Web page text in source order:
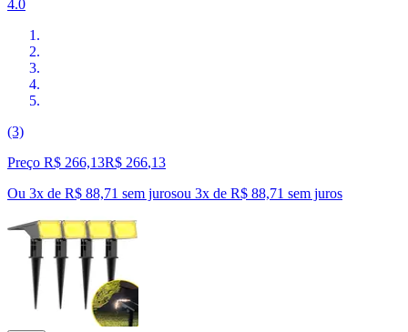
4.0
(3)
Preço R$ 266,13R$ 266,13
Ou 3x de R$ 88,71 sem jurosou 3x de R$ 88,71 sem juros